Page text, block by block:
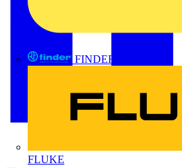
FINDER
FLUKE